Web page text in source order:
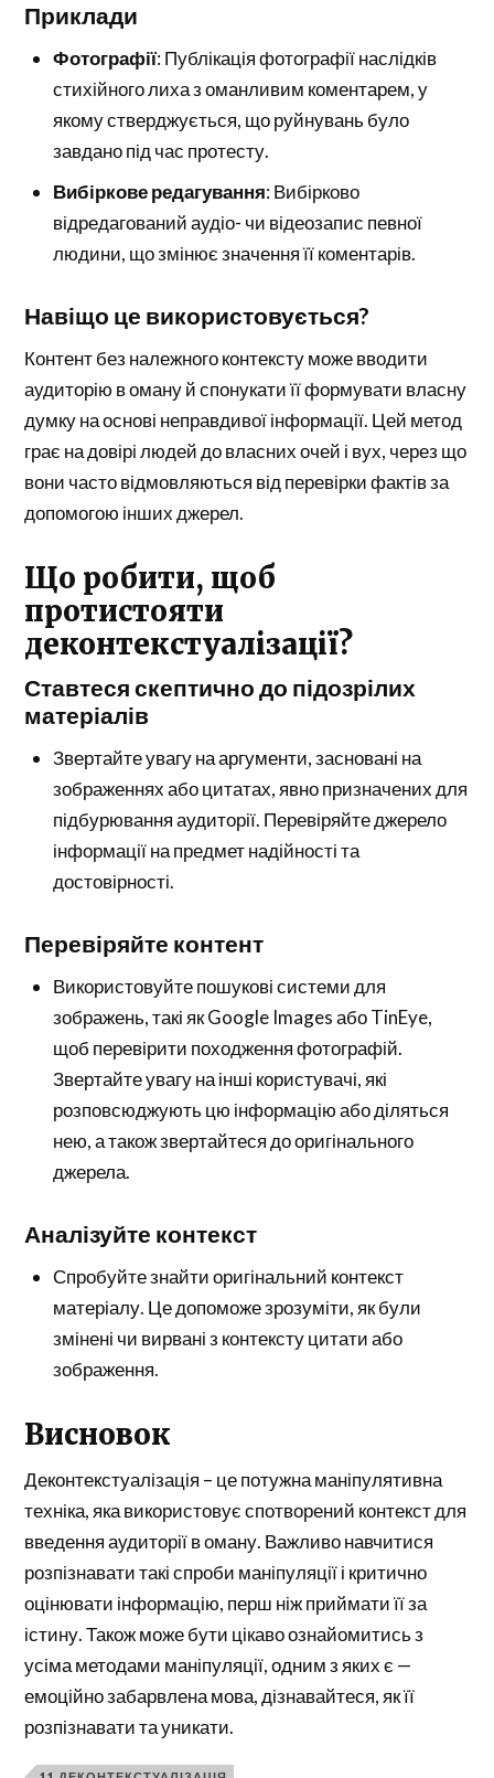
Приклади
Фотографії: Публікація фотографії наслідків
стихійного лиха з оманливим коментарем, у
якому стверджується, що руйнувань було
завдано під час протесту.
Вибіркове редагування: Вибірково
відредагований аудіо- чи відеозапис певної
людини, що змінює значення її коментарів.
Навіщо це використовується?
Контент без належного контексту може вводити
аудиторію в оману й спонукати її формувати власну
думку на основі неправдивої інформації. Цей метод
грає на довірі людей до власних очей і вух, через що
вони часто відмовляються від перевірки фактів за
допомогою інших джерел.
Що робити, щоб
протистояти
деконтекстуалізації?
Ставтеся скептично до підозрілих
матеріалів
Звертайте увагу на аргументи, засновані на
зображеннях або цитатах, явно призначених для
підбурювання аудиторії. Перевіряйте джерело
інформації на предмет надійності та
достовірності.
Перевіряйте контент
Використовуйте пошукові системи для
зображень, такі як Google Images або TinEye,
щоб перевірити походження фотографій.
Звертайте увагу на інші користувачі, які
розповсюджують цю інформацію або діляться
нею, а також звертайтеся до оригінального
джерела.
Аналізуйте контекст
Спробуйте знайти оригінальний контекст
матеріалу. Це допоможе зрозуміти, як були
змінені чи вирвані з контексту цитати або
зображення.
Висновок
Деконтекстуалізація – це потужна маніпулятивна
техніка, яка використовує спотворений контекст для
введення аудиторії в оману. Важливо навчитися
розпізнавати такі спроби маніпуляції і критично
оцінювати інформацію, перш ніж приймати її за
істину. Також може бути цікаво ознайомитись з
усіма методами маніпуляції, одним з яких є —
емоційно забарвлена мова, дізнавайтеся, як її
розпізнавати та уникати.